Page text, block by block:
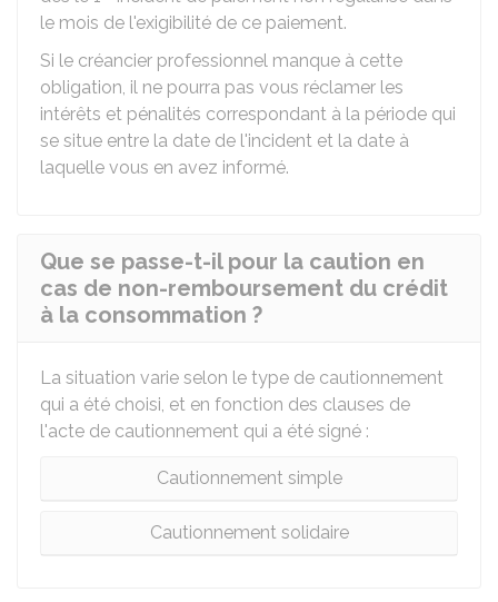
le mois de l'exigibilité de ce paiement.
Si le créancier professionnel manque à cette
obligation, il ne pourra pas vous réclamer les
intérêts et pénalités correspondant à la période qui
se situe entre la date de l'incident et la date à
laquelle vous en avez informé.
Que se passe-t-il pour la caution en
cas de non-remboursement du crédit
à la consommation ?
La situation varie selon le type de cautionnement
qui a été choisi, et en fonction des clauses de
l'acte de cautionnement qui a été signé :
Cautionnement simple
Cautionnement solidaire